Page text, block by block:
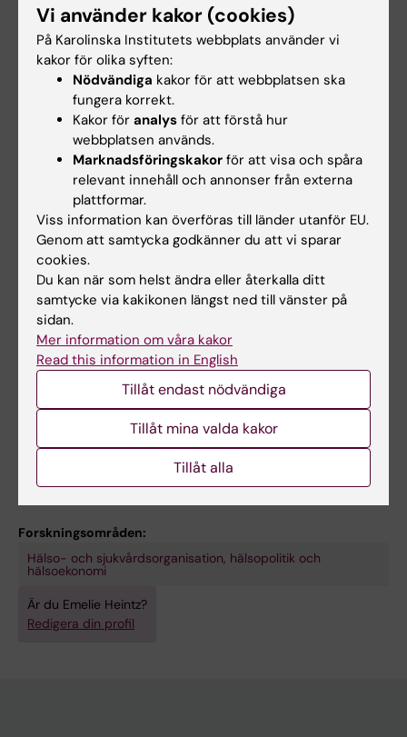
på patient-rapporterade utfallsmått (PROM)
på QRC Stockholm.
Jag har en magisterexamen i nationalekonomi
från Linköping Universitet och disputerade år
2012 på medicinska fakulteten vid samma
universitet med en avhandling som handlar
om att mäta kostnader och livskvalitet hos
patienter med ögonkomplikationer som följd
av diabetes (Health economic aspects
of diabetic retinopathy). Parallellt med arbetet
med avhandlingen var jag involverad i flera
projekt som handlade om styrning av hälso-
och sjukvård.
Under åren 2016-2019 ingick jag som en av
fyra fellows i Vinnvårds fellowship med
inriktning på ledarskap och forskning
på förbättringsarbete inom socialtjänst och
hälso- och sjukvård.
Forskningsområden:
Hälso- och sjukvårdsorganisation, hälsopolitik och
hälsoekonomi
Är du Emelie Heintz?
Redigera din profil
Vi använder kakor (cookies)
På Karolinska Institutets webbplats använder vi
kakor för olika syften:
Nödvändiga kakor för att webbplatsen ska
fungera korrekt.
Kakor för analys för att förstå hur
webbplatsen används.
Marknadsföringskakor för att visa och spåra
relevant innehåll och annonser från externa
plattformar.
Viss information kan överföras till länder utanför EU.
Genom att samtycka godkänner du att vi sparar
cookies.
Du kan när som helst ändra eller återkalla ditt
samtycke via kakikonen längst ned till vänster på
sidan.
Mer information om våra kakor
Read this information in English
Tillåt endast nödvändiga
Tillåt mina valda kakor
Tillåt alla